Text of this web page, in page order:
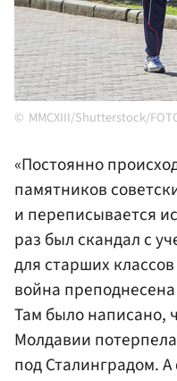
MMCXIII/Shutterstock/
«Постоянно
памятников
и переписывается
раз был скандал с
для старших
война
Там было написано,
Молдавии
под Сталинградом.